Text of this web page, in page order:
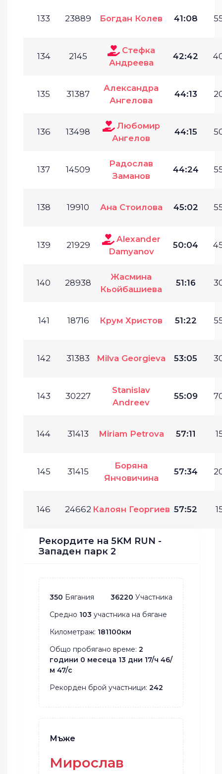
133 23889 Богдан Колев 41:08
134 2145
Стефка
Андреева
42:42
135 31387
Александра
Ангелова
44:13
136 13498
Любомир
Ангелов
44:15
137 14509
Радослав
Заманов
44:24
138 19910 Ана Стоилова 45:02
139 21929
Alexander
Damyanov
50:04
140 28938
Жасмина
Кьойбашиева
51:16
141 18716 Крум Христов 51:22
142 31383 Milva Georgieva 53:05
143 30227
Stanislav
Andreev
55:09
144 31413 Miriam Petrova 57:11
145 31415
Боряна
Янчовичина
57:34
146 24662 Калоян Георгиев 57:52
Рекордите на 5KM RUN -
Западен парк 2
350 Бягания 36220 Участника
Средно 103 участника на бягане
Километраж: 181100км
Общо пробягано време: 2
години 0 месеца 13 дни 17/ч 46/
м 47/с
Рекорден брой участници: 242
Мъже
Мирослав